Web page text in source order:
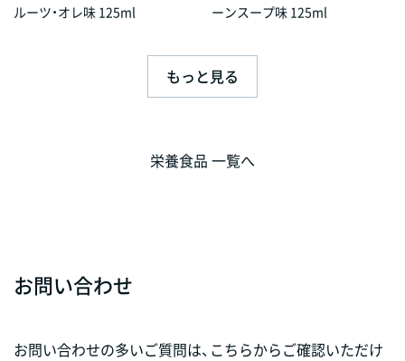
ルーツ・オレ味 125ml
ーンスープ味 125ml
もっと見る
栄養食品 一覧へ
お問い合わせ
お問い合わせの多いご質問は、こちらからご確認いただけ